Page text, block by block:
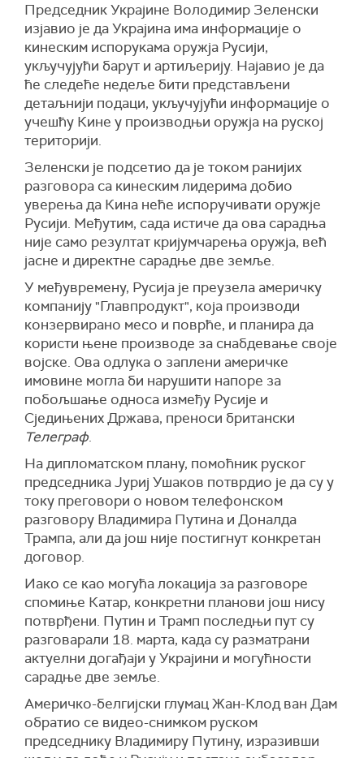
Кијев и Москва се међусобно оптужују за
кршење споразума о 30-дневном
ограниченом прекиду ватре у којем су
посредовале САД и који је требало да буде
први корак ка постизању потпуног прекида
ватре и евентуалном мирном решењу, које би
окончало више од три године рата.
Председник Украјине Володимир Зеленски
изјавио је да Украјина има информације о
кинеским испорукама оружја Русији,
укључујући барут и артиљерију. Најавио је да
ће следеће недеље бити представљени
детаљнији подаци, укључујући информације о
учешћу Кине у производњи оружја на руској
територији.
Зеленски је подсетио да је током ранијих
разговора са кинеским лидерима добио
уверења да Кина неће испоручивати оружје
Русији. Међутим, сада истиче да ова сарадња
није само резултат кријумчарења оружја, већ
јасне и директне сарадње две земље.
У међувремену, Русија је преузела америчку
компанију "Главпродукт", која производи
конзервирано месо и поврће, и планира да
користи њене производе за снабдевање своје
војске. Ова одлука о заплени америчке
имовине могла би нарушити напоре за
побољшање односа између Русије и
Сједињених Држава, преноси британски
Телеграф.
На дипломатском плану, помоћник руског
председника Јуриј Ушаков потврдио је да су у
току преговори о новом телефонском
разговору Владимира Путина и Доналда
Трампа, али да још није постигнут конкретан
договор.
Иако се као могућа локација за разговоре
спомиње Катар, конкретни планови још нису
потврђени. Путин и Трамп последњи пут су
разговарали 18. марта, када су разматрани
актуелни догађаји у Украјини и могућности
сарадње две земље.
Америчко-белгијски глумац Жан-Клод ван Дам
обратио се видео-снимком руском
председнику Владимиру Путину, изразивши